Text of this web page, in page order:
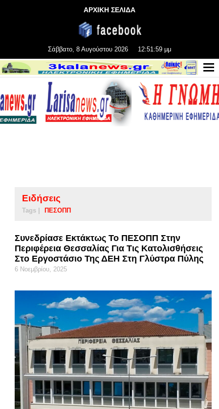
ΑΡΧΙΚΗ ΣΕΛΙΔΑ
Σάββατο, 8 Αυγούστου 2026 12:51:59 μμ
Ειδήσεις
Tags | ΠΕΣΟΠΠ
Συνεδρίασε Εκτάκτως Το ΠΕΣΟΠΠ Στην
Περιφέρεια Θεσσαλίας Για Τις Κατολισθήσεις
Στο Εργοστάσιο Της ΔΕΗ Στη Γλύστρα Πύλης
6 Νοεμβρίου, 2025